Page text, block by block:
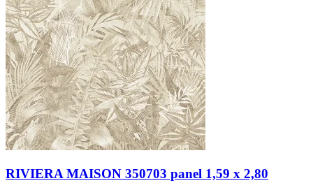
RIVIERA MAISON 350703 panel 1,59 x 2,80